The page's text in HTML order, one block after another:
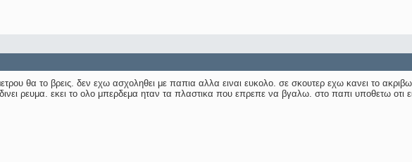
θα το βρεις. δεν εχω ασχοληθει με παπια αλλα ειναι ευκολο. σε σκουτερ εχω κανει το
ρευμα. εκει το ολο μπερδεμα ηταν τα πλαστικα που επρεπε να βγαλω. στο παπι υποθετω οτι